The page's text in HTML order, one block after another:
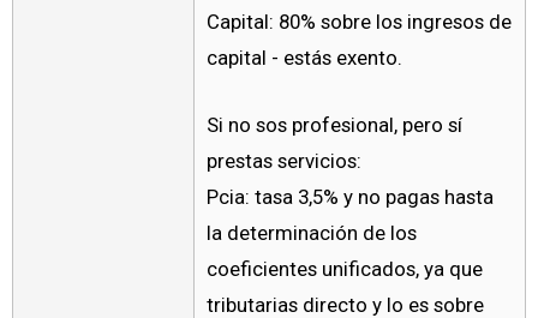
Capital: 80% sobre los ingresos de
capital - estás exento.
Si no sos profesional, pero sí
prestas servicios:
Pcia: tasa 3,5% y no pagas hasta
la determinación de los
coeficientes unificados, ya que
tributarias directo y lo es sobre